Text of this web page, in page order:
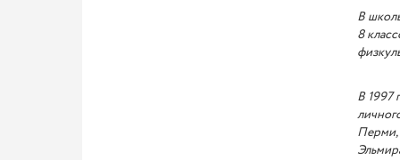
В
8
В 1997
Перми,